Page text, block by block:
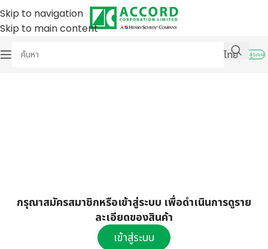
Skip to navigation
Skip to main content
ไทย
เข้าสู่ระบบ
กรุณาสมัครสมาชิกหรือเข้าสู่ระบบ เพื่อดำเนินการดูราย
ละเอียดของสินค้า
เข้าสู่ระบบ